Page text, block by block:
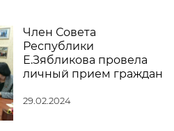
Член Совета
Республики
Е.Зябликова провела
личный прием граждан
29.02.2024